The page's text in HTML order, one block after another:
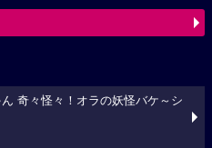
奇々怪々！オラの妖怪バケ～シ